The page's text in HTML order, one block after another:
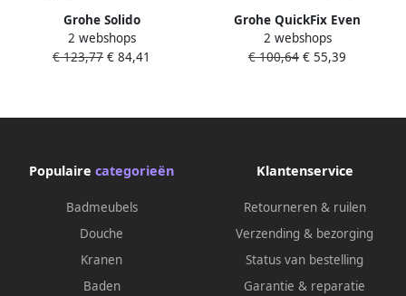
Grohe Solido
bedieningspaneel dual flush
sail 2 knops chroom
2 webshops
€ 123,77 € 84,41
Grohe QuickFix Even
bedieningspaneel chroom
voor QuickFix Rapid SL
2 webshops
€ 100,64 € 55,39
Populaire categorieën
Badmeubels
Douche
Kranen
Baden
Klantenservice
Retourneren & ruilen
Verzending & bezorging
Status van bestelling
Garantie & reparatie